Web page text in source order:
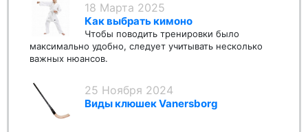
18 Марта 2025
Как выбрать кимоно
Чтобы поводить тренировки было
максимально удобно, следует учитывать несколько
важных нюансов.
25 Ноября 2024
Виды клюшек Vanersborg